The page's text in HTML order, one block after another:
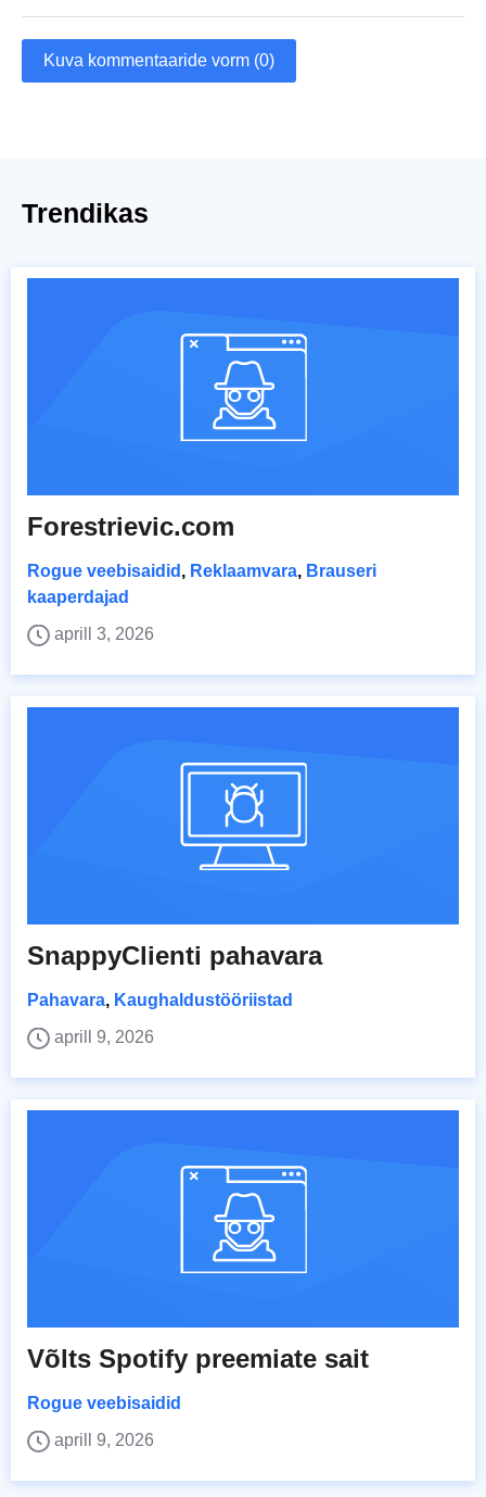
Kuva kommentaaride vorm (0)
Trendikas
Forestrievic.com
Rogue veebisaidid , Reklaamvara, Brauseri
kaaperdajad
aprill 3, 2026
SnappyClienti pahavara
Pahavara, Kaughaldustööriistad
aprill 9, 2026
Võlts Spotify preemiate sait
Rogue veebisaidid
aprill 9, 2026